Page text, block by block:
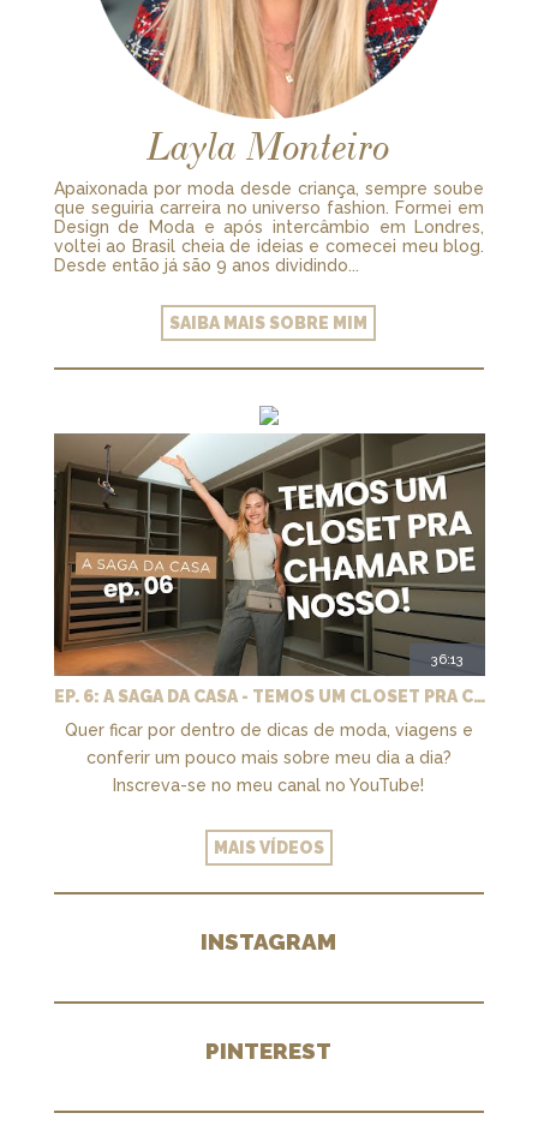
Layla Monteiro
Apaixonada por moda desde criança, sempre soube
que seguiria carreira no universo fashion. Formei em
Design de Moda e após intercâmbio em Londres,
voltei ao Brasil cheia de ideias e comecei meu blog.
Desde então já são 9 anos dividindo...
SAIBA MAIS SOBRE MIM
36:13
EP. 6: A SAGA DA CASA - TEMOS UM CLOSET PRA CHAMAR DE NOSSO + MARCENARIA E PAISAGISMO
Quer ficar por dentro de dicas de moda, viagens e
conferir um pouco mais sobre meu dia a dia?
Inscreva-se no meu canal no YouTube!
MAIS VÍDEOS
INSTAGRAM
PINTEREST